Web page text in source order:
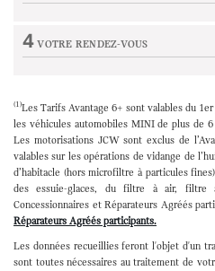
4 VOTRE RENDEZ-VOUS
(1)Les Tarifs Avantage 6+ sont valables du
les véhicules automobiles MINI de plus de
Les motorisations JCW sont exclus de
valables sur les opérations de vidange de
d’habitacle (hors microfiltre à particules
des essuie-glaces, du filtre à air, filtre
Concessionnaires et Réparateurs Agréés
Réparateurs Agréés participants.
Les données recueillies feront l'objet d'un
sont toutes nécessaires au traitement de